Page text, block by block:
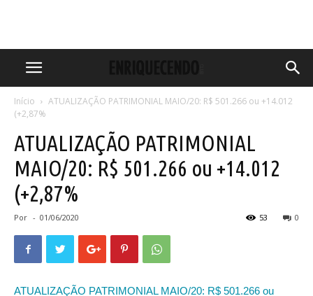
Início
ATUALIZAÇÃO PATRIMONIAL MAIO/20: R$ 501.266 ou +14.012
(+2,87%
ATUALIZAÇÃO PATRIMONIAL
MAIO/20: R$ 501.266 ou +14.012
(+2,87%
Por - 01/06/2020 0
53
ATUALIZAÇÃO PATRIMONIAL MAIO/20: R$ 501.266 ou